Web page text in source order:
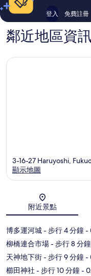
登入 免費註冊
鄰近地區資訊
3-16-27 Haruyoshi,
顯示地圖
附近景點
博多運河城- 步行 4 分鐘-
柳橋連合市場- 步行 8 分鐘
天神地下街- 步行 9 分鐘-
櫛田神社 - 步行 10 分鐘-